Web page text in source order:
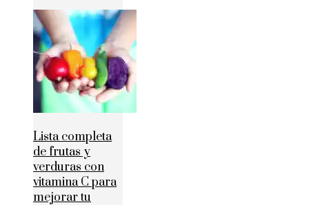
Lista completa
de frutas y
verduras con
vitamina C para
mejorar tu